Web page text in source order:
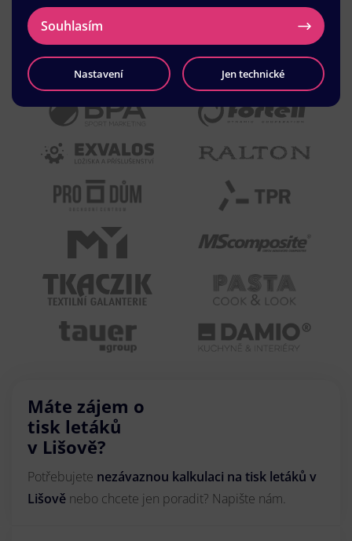
Máte zájem o
tisk letáků
v Lišově?
Potřebujete nezávaznou kalkulaci na tisk letáků v
Lišově nebo chcete jen poradit? Napište nám.
Souhlasím
Nastavení Jen technické